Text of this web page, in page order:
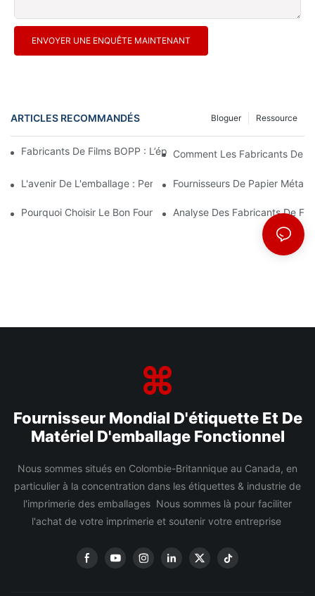
ENVOYER UNE ENQUÊTE MAINTENANT
ARTICLES RECOMMANDÉS Ressource
Bloguer
Fabricants De Films BOPP : L’épine Dorsale De L’emballage
Comment Les Fabricants De
L'avenir De L'emballage : Perspectives Des Principaux
Fournisseurs De Papier
Pourquoi Choisir Le Bon Fournisseur De Film BOPP Est
Analyse Des Fabricants De
Fournisseur Mondial D'étiquette Et De
Matériel D'emballage Fonctionnel
Nous sommes situés en Colombie-Britannique au Canada, en
particulier à la concentration dans les étiquettes & industrie de
l'imprimerie des emballages Nous sommes là pour faciliter
l'achat de votre imprimerie et soutenir votre entreprise